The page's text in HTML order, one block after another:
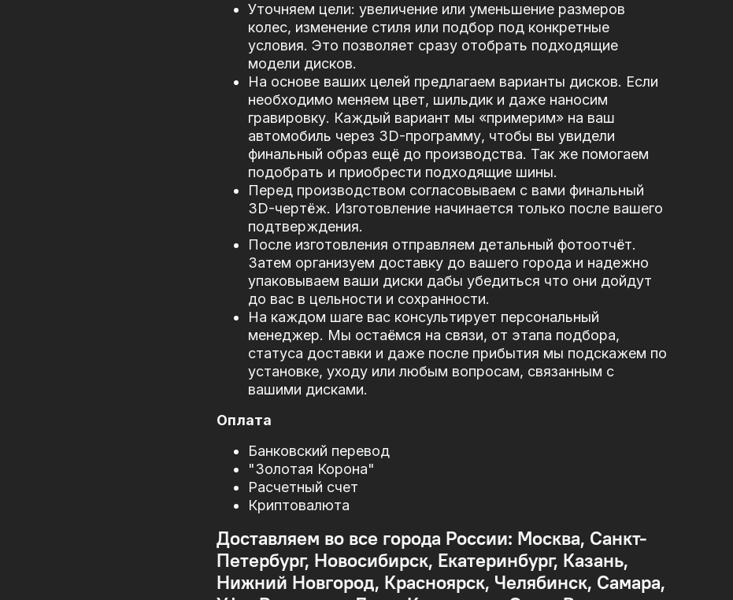
Уточняем цели: увеличение или уменьшение размеров
колес, изменение стиля или подбор под конкретные
условия. Это позволяет сразу отобрать подходящие
модели дисков.
На основе ваших целей предлагаем варианты дисков. Если
необходимо меняем цвет, шильдик и даже наносим
гравировку. Каждый вариант мы «примерим» на ваш
автомобиль через 3D-программу, чтобы вы увидели
финальный образ ещё до производства. Так же помогаем
подобрать и приобрести подходящие шины.
Перед производством согласовываем с вами финальный
3D-чертёж. Изготовление начинается только после вашего
подтверждения.
После изготовления отправляем детальный фотоотчёт.
Затем организуем доставку до вашего города и надежно
упаковываем ваши диски дабы убедиться что они дойдут
до вас в цельности и сохранности.
На каждом шаге вас консультирует персональный
менеджер. Мы остаёмся на связи, от этапа подбора,
статуса доставки и даже после прибытия мы подскажем по
установке, уходу или любым вопросам, связанным с
вашими дисками.
Оплата
Банковский перевод
"Золотая Корона"
Расчетный счет
Криптовалюта
Доставляем во все города России: Москва, Санкт-
Петербург, Новосибирск, Екатеринбург, Казань,
Нижний Новгород, Красноярск, Челябинск, Самара,